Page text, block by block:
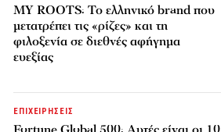
MY ROOTS: Το ελληνικό brand που
μετατρέπει τις «ρίζες» και τη
φιλοξενία σε διεθνές αφήγημα
ευεξίας
ΕΠΙΧΕΙΡΗΣΕΙΣ